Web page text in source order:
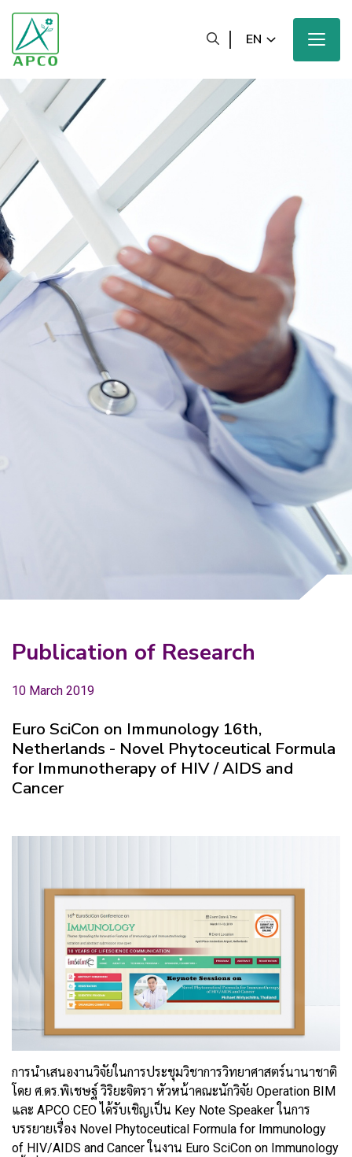
EN
Home
Our Company
Our Scientists
Our Innovation
Our Products and Brands
Sustainability
Our News and Media
Why Invest With Us
Publication of Research
10 March 2019
Euro SciCon on Immunology 16th,
Netherlands - Novel Phytoceutical Formula
for Immunotherapy of HIV / AIDS and
Cancer
การนำเสนองานวิจัยในการประชุมวิชาการวิทยาศาสตร์นานาชาติ
โดย ศ.ดร.พิเชษฐ์ วิริยะจิตรา หัวหน้าคณะนักวิจัย Operation BIM
และ APCO CEO ได้รับเชิญเป็น Key Note Speaker ในการ
บรรยายเรื่อง Novel Phytoceutical Formula for Immunology
of HIV/AIDS and Cancer ในงาน Euro SciCon on Immunology